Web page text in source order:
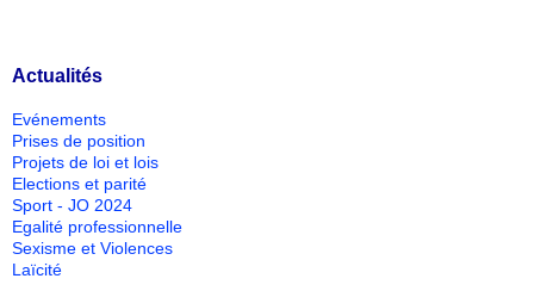
Actualités
Evénements
Prises de position
Projets de loi et lois
Elections et parité
Sport - JO 2024
Egalité professionnelle
Sexisme et Violences
Laïcité